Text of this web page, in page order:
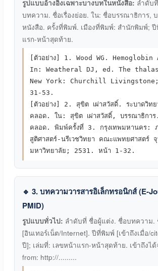
รูปแบบอ้างอิงเฉพาะบางบทในหนังสือ: ลำดับ
บทความ. ชื่อเรื่องย่อย. ใน: ชื่อบรรณาธิการ,
หนังสือ. ครั้งที่พิมพ์. เมืองที่พิมพ์: สำนักพิมพ์;
แรก-หน้าสุดท้าย.
[ตัวอย่าง] 1. Wood WG.
In: Weatheral DJ, ed. The
New York: Churchill
31-53.
[ตัวอย่าง] 2. สุขิต เผ่าสวัสดิ์. ระบาดวิทย
คลอด. ใน: สุขิต เผ่าสวัสดิ์, บรรณาธิการ
คลอด. พิมพ์ครั้งที่ 3. กรุงเทพมหานคร:
สูติศาสตร์-นรีเวชวิทยา คณะแพทยศาสตร์
มหาวิทยาลัย; 2531. หน้า 1-32.
🔹 3. บทความวารสารอิเล็กทรอนิกส์ (E-
PMID)
รูปแบบทั่วไป: ลำดับที่ ชื่อผู้แต่ง. ชื่อบทความ.
[อินเทอร์เน็ต/Internet]. ปีที่พิมพ์ [เข้าถึงเมื่อ/
ปี]; เล่มที่: เลขหน้าแรก-หน้าสุดท้าย. เข้าถึงได้
from: http://.........